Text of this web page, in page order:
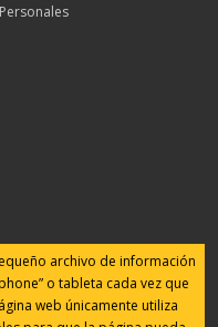
archivo de información
o tableta cada vez que
web únicamente utiliza